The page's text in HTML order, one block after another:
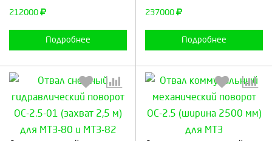
212000
Подробнее
Продолжить 237000
Подробнее
Продолжить
Выберите количество: Выберите количество: